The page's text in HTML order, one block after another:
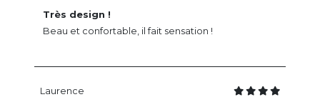
Très design !
Beau et confortable, il fait sensation !
Laurence